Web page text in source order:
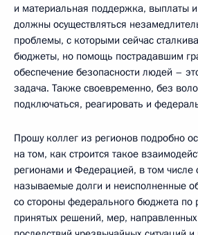
и материальная поддержка, выплаты
должны осуществляться
проблемы, с которыми сейчас
бюджеты, но помощь пострадавшим
обеспечение безопасности людей –
задача. Также своевременно, без
подключаться, реагировать и
Прошу коллег из регионов подробно
на том, как строится такое
регионами и Федерацией, в том числе
называемые долги и неисполненные
со стороны федерального бюджета по
принятых решений, мер,